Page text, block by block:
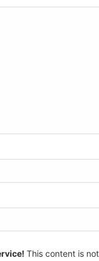
This content is